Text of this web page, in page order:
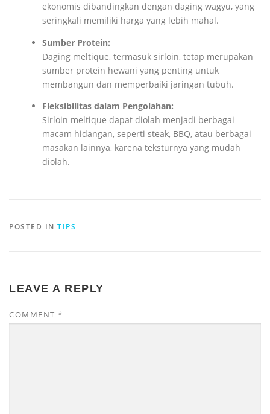
ekonomis dibandingkan dengan daging wagyu, yang
seringkali memiliki harga yang lebih mahal.
Sumber Protein:
Daging meltique, termasuk sirloin, tetap merupakan
sumber protein hewani yang penting untuk
membangun dan memperbaiki jaringan tubuh.
Fleksibilitas dalam Pengolahan:
Sirloin meltique dapat diolah menjadi berbagai
macam hidangan, seperti steak, BBQ, atau berbagai
masakan lainnya, karena teksturnya yang mudah
diolah.
POSTED IN TIPS
LEAVE A REPLY
COMMENT *